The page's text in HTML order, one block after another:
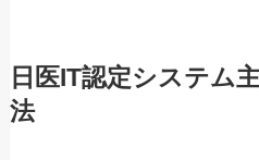
日医IT認定システム
法